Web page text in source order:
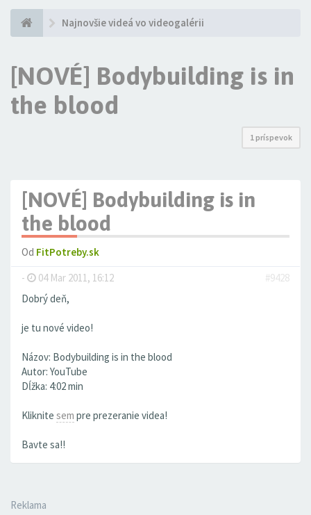
Najnovšie videá vo videogalérii
[NOVÉ] Bodybuilding is in
the blood
1 príspevok
[NOVÉ] Bodybuilding is in
the blood
Od FitPotreby.sk
-
04 Mar 2011, 16:12
#9428
Dobrý deň,
je tu nové video!
Názov: Bodybuilding is in the blood
Autor: YouTube
Dĺžka: 4:02 min
Kliknite sem pre prezeranie videa!
Bavte sa!!
Reklama